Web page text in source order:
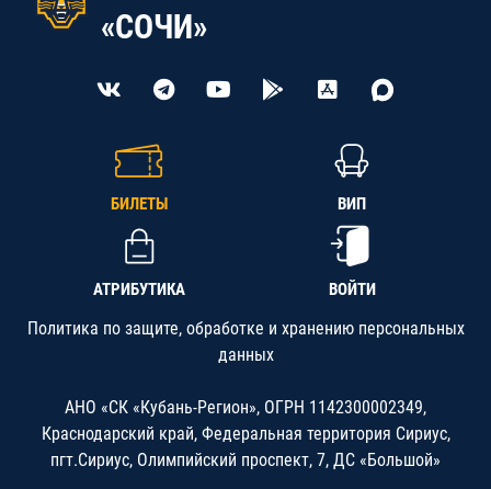
«СОЧИ»
БИЛЕТЫ ВИП
АТРИБУТИКА ВОЙТИ
Политика по защите, обработке и хранению персональных
данных
АНО «СК «Кубань-Регион», ОГРН 1142300002349,
Краснодарский край, Федеральная территория Сириус,
пгт.Сириус, Олимпийский проспект, 7, ДС «Большой»